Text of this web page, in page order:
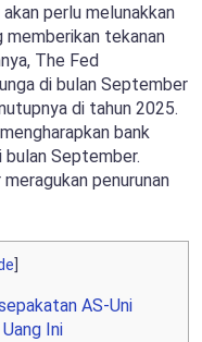
perlu melunakkan
memberikan tekanan
The Fed
di bulan September
di tahun 2025.
bank
bulan September.
penurunan
AS-Uni
Ini